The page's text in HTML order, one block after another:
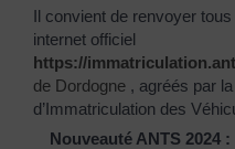
Il convient de renvoyer
internet officiel
https://
de Dordogne , agréés par
d’Immatriculation des
Nouveauté ANTS 2024